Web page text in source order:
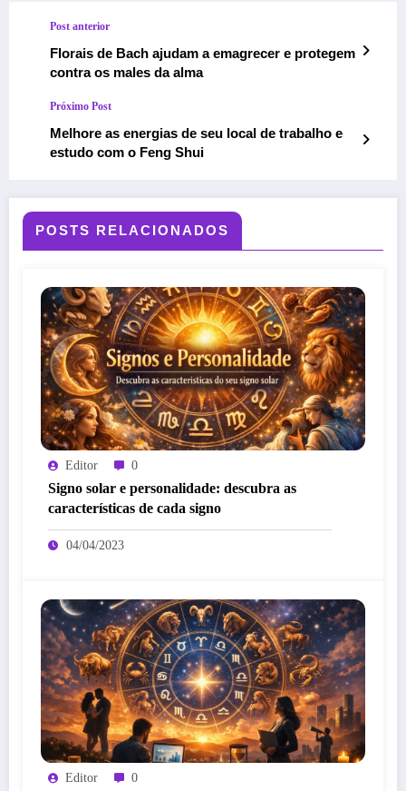
Post anterior
Florais de Bach ajudam a emagrecer e protegem
contra os males da alma
Próximo Post
Melhore as energias de seu local de trabalho e
estudo com o Feng Shui
POSTS RELACIONADOS
Editor 0
Signo solar e personalidade: descubra as
características de cada signo
04/04/2023
Editor 0